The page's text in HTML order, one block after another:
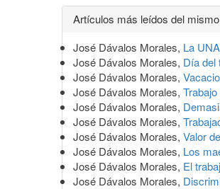
Detalles
del
artículo
Artículos más leídos del
José Dávalos Morales, La
José Dávalos Morales, Día del
José Dávalos Morales,
José Dávalos Morales,
José Dávalos Morales,
José Dávalos Morales,
José Dávalos Morales, Valor
José Dávalos Morales, Los
José Dávalos Morales, El
José Dávalos Morales,